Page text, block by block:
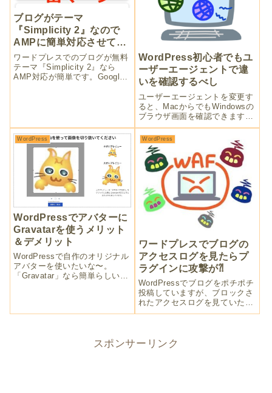
ブログがテーマ
『Simplicity 2』なので
AMPに簡単対応させてみ
ました
ワードプレスでのブログが無料
テーマ『Simplicity 2』なら
AMP対応が簡単です。Google
せてみた話です。
WordPress初心者でもユ
ーザーエージェントで違
いを確認するべし
ユーザーエージェントを変更す
ると、MacからでもWindowsの
ブラウザ画面を確認できます。
WordPressでブログを始めたか
らには不備の無いようチェック
するべし。スマホやタブレット
からもパソコン画面を見ること
ができるのか？いくつか試して
みましたよ。
WordPress
WordPressでアバターに
Gravatarを使うメリット
＆デメリット
WordPressで自作のオリジナル
アバターを使いたいな〜。
「Gravatar」なら簡単らしいか
ーがあるとコメント欄がわかり
WordPress
ワードプレスでブログの
アクセスログを見たらプ
ラグインに攻撃が⁈
WordPressでブログをポチポチ
投稿していますが、ブロックさ
れたアクセスログを見ていたら
半分以上はプラグインの脆弱性
いはいるのですが、もう少しプ
ラグインの取り扱いに気を使お
スポンサーリンク